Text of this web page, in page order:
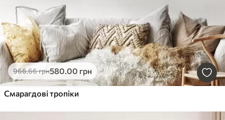
966.66грн580.00 грн
Смарагдові тропіки